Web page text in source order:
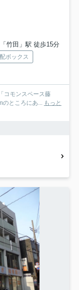
竹田」駅 徒歩15分
ボックス
コモンスペース藤
のところにあ... もっと